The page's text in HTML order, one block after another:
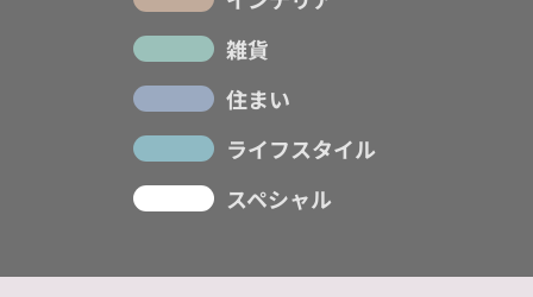
雑貨
住まい
ライフスタイル
スペシャル